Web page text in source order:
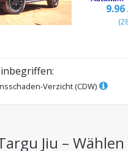
9.96
(
:
Verzicht (CDW)
Jiu –